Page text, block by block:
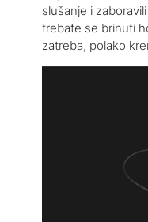
slušanje i
trebate se brinuti
zatreba, polako